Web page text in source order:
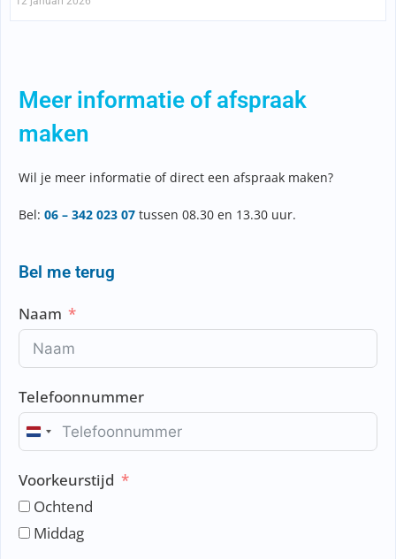
Meer informatie of afspraak
maken
Wil je meer informatie of direct een afspraak maken?
Bel: 06 – 342 023 07 tussen 08.30 en 13.30 uur.
Bel me terug
Naam
Telefoonnummer
N
t
h
e
Voorkeurstijd
Ochtend
Middag